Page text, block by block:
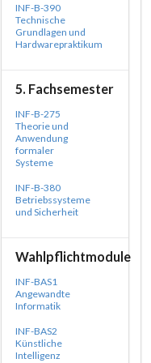
INF-B-390
Technische
Grundlagen und
Hardwarepraktikum
5. Fachsemester
INF-B-275
Theorie und
Anwendung
formaler
Systeme
INF-B-380
Betriebssysteme
und Sicherheit
Wahlpflichtmodule
INF-BAS1
Angewandte
Informatik
INF-BAS2
Künstliche
Intelligenz